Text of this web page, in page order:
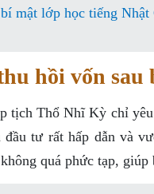
mật lớp học tiếng
hồi vốn sau
tịch Thổ Nhĩ Kỳ chỉ
đầu tư rất hấp dẫn và
quá phức tạp,